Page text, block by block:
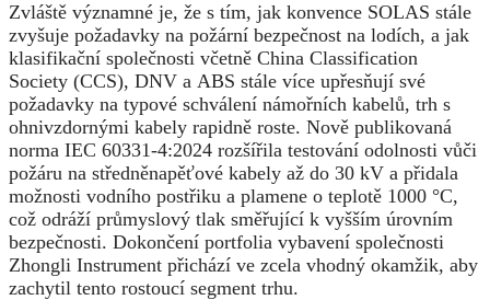
Zvláště významné je, že s tím, jak konvence SOLAS stále
zvyšuje požadavky na požární bezpečnost na lodích, a jak
klasifikační společnosti včetně China Classification
Society (CCS), DNV a ABS stále více upřesňují své
požadavky na typové schválení námořních kabelů, trh s
ohnivzdornými kabely rapidně roste. Nově publikovaná
norma IEC 60331-4:2024 rozšířila testování odolnosti vůči
požáru na středněnapěťové kabely až do 30 kV a přidala
možnosti vodního postřiku a plamene o teplotě 1000 °C,
což odráží průmyslový tlak směřující k vyšším úrovním
bezpečnosti. Dokončení portfolia vybavení společnosti
Zhongli Instrument přichází ve zcela vhodný okamžik, aby
zachytil tento rostoucí segment trhu.